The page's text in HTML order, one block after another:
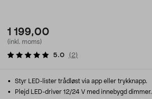
1 199,00
(inkl. moms)
5.0 ( 2)
Styr LED-lister trådløst via app eller trykknapp.
Plejd LED-driver 12/24 V med innebygd dimmer.